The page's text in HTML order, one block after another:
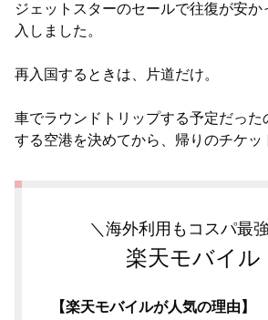
ジェットスターのセールで往復が安
入しました。
再入国するときは、片道だけ。
車でラウンドトリップする予定だった
する空港を決めてから、帰りのチケッ
＼海外利用もコスパ最
楽天モバイル
【楽天モバイルが人気の理由】